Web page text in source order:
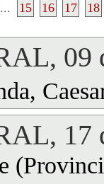
... 15 16 17 18
09
17